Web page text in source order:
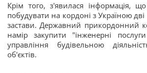
Крім того, з'явилася інформація,
побудувати на кордоні з Україною
застави. Державний прикордонний
намір закупити "інженерні
управління будівельною
об'єктів.